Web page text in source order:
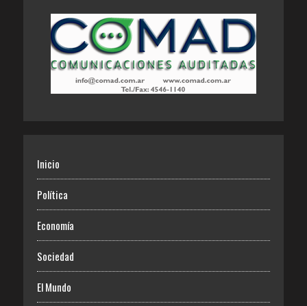
Inicio
Política
Economía
Sociedad
El Mundo